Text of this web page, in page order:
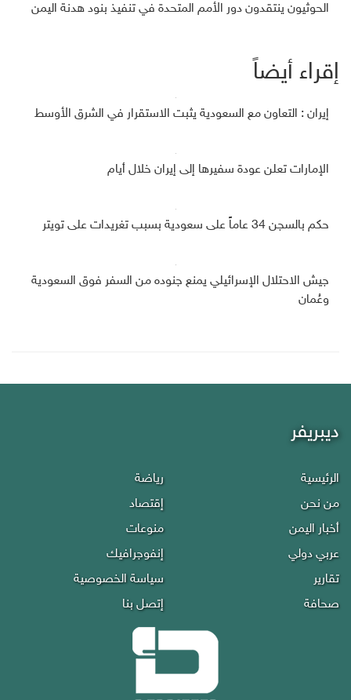
الحوثيون ينتقدون دور الأمم المتحدة في تنفيذ بنود هدنة اليمن
إقراء أيضاً
إيران : التعاون مع السعودية يثبت الاستقرار في الشرق الأوسط
الإمارات تعلن عودة سفيرها إلى إيران خلال أيام
حكم بالسجن 34 عاماً على سعودية بسبب تغريدات على تويتر
جيش الاحتلال الإسرائيلي يمنع جنوده من السفر فوق السعودية
وعُمان
ديبريفر
الرئيسية
من نحن
أخبار اليمن
عربي دولي
تقارير
صحافة
رياضة
إقتصاد
منوعات
إنفوجرافيك
سياسة الخصوصية
إتصل بنا